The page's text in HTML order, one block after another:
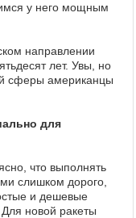
у него мощным
направлении
лет. Увы, но
сферы американцы
для
что выполнять
слишком дорого,
и дешевые
новой ракеты